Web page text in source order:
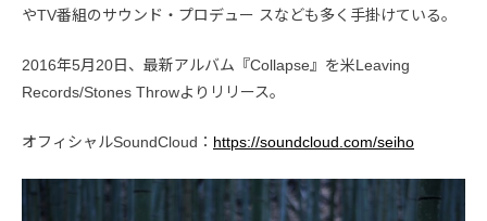
やTV番組のサウンド・プロデュー スなども多く手掛けている。
2016年5月20日、最新アルバム『Collapse』を米Leaving
Records/Stones Throwよりリリース。
オフィシャルSoundCloud： https://soundcloud.com/seiho